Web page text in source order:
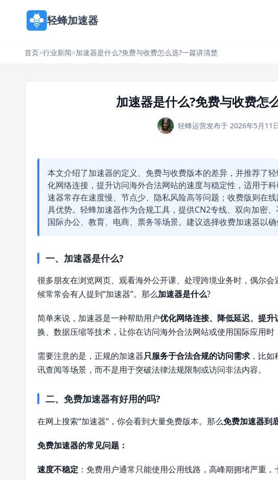
轻蜂加速器
首页>行业新闻>加速器是什么?免费与收费怎么选?一篇讲清楚
加速器是什么?免费与收费怎
轻蜂运营发布于 2026年5月11
本文介绍了加速器的定义、免费与收费版本的差异，并推荐了
化网络连接，提升访问海外合法网站的速度与稳定性，适用于
速器常存在速度慢、节点少、隐私风险高等问题；收费版则在
具优势。轻蜂加速器作为合规工具，提供CN2专线、双向加密
国际办公、教育、电商、票务等场景。建议选择收费加速器以确
一、加速器是什么?
很多朋友在浏览网页、观看海外公开课、处理跨境业务时，偶尔
候常常会有人提到“加速器”。那么加速器是什么?
简单来说，加速器是一种帮助用户优化网络连接、降低延迟、提升
换、数据压缩等技术，让你在访问海外合法网站或使用国际应用时
需要注意的是，正规的加速器只服务于合法合规的访问需求，比如
讯查阅等场景，而不是用于突破法律法规限制或访问非法内容。
二、免费加速器有好用的吗?
在网上搜索“加速器”，你会看到大量免费版本。那么免费加速器到
免费加速器的常见问题：
速度不稳定 ：免费用户通常只能使用公用线路，高峰期拥堵严重，